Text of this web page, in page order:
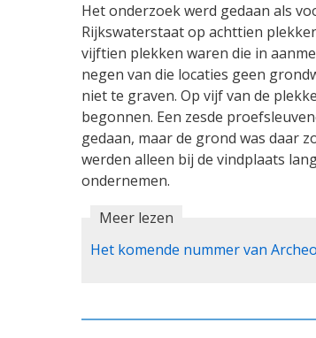
Het onderzoek werd gedaan als
Rijkswaterstaat op achttien
vijftien plekken waren die in
negen van die locaties geen
niet te graven. Op vijf van de
begonnen. Een zesde
gedaan, maar de grond was daar
werden alleen bij de vindplaats
ondernemen.
Meer lezen
Het komende nummer van